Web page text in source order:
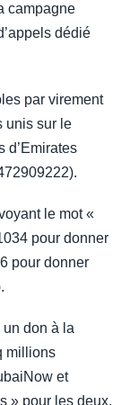
campagne
dédié
par virement
unis sur le
d’Emirates
le mot «
pour donner
pour donner
un don à la
millions
et
» pour les deux,